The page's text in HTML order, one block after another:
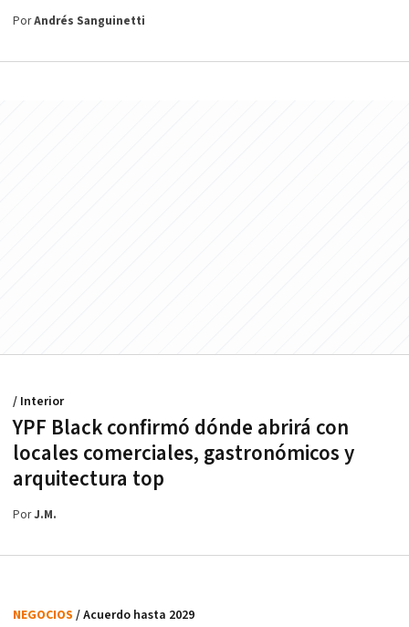
PorAndrés Sanguinetti
YPF Black confirmó dónde abrirá con
locales comerciales, gastronómicos y
arquitectura top
/ Interior
PorJ.M.
NEGOCIOS / Acuerdo hasta 2029